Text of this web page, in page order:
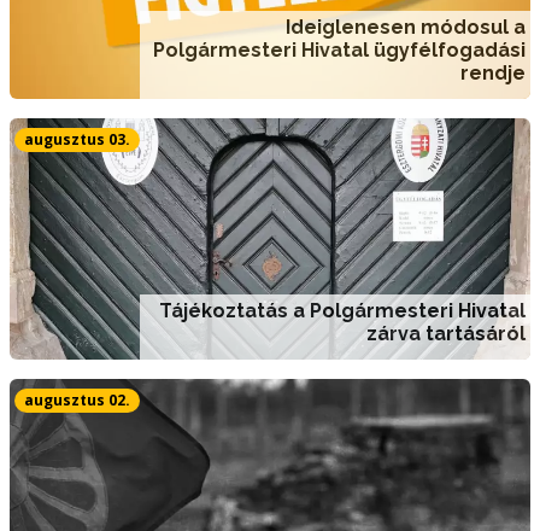
Ideiglenesen módosul a
Polgármesteri Hivatal ügyfélfogadási
rendje
Tájékoztatás a Polgármesteri Hivatal
zárva tartásáról
augusztus 03.
augusztus 02.